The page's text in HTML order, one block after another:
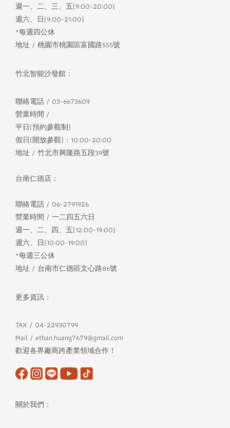
週一、二、三、五(9:00-20:00)
週六、日(9:00-21:00)
*每週四公休
地址 / 桃園市桃園區富國路555號
竹北智能沙發館：
聯絡電話 / 03-6673609
營業時間 /
平日(預約參觀制)
假日(開放參觀)：10:00-20:00
地址 / 竹北市興隆路五段39號
台南仁德店：
聯絡電話 / 06-2791926
營業時間 / 一二四五六日
週一、二、四、五(12:00-19:00)
週六、日(10:00-19:00)
*每週三公休
地址 / 台南市仁德區文心路86號
更多資訊：
TAX / 04-22930799
Mail / ethan.huang7679@gmail.com
歡迎各界廠商跨產業領域合作！
關於我們：